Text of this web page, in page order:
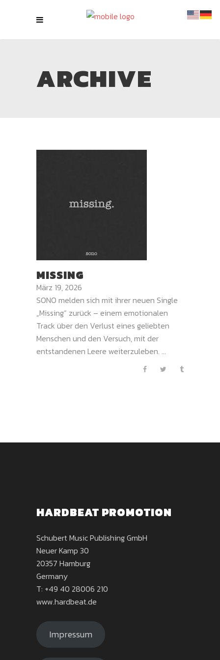
ARCHIVE
MISSING
März 19, 2026
SONO melden sich mit ihrer neuen Single
„Missing“ zurück – einem emotionalen
Track über den Verlust eines geliebten
Menschen und den Versuch, mit der
entstandenen Leere weiterzuleben. ...
HARDBEAT PROMOTION
Schubert Music Publishing GmbH
Neuer Kamp 30
20357 Hamburg
Germany
T: +49 40 28006 210
www.hardbeat.de
Impressum